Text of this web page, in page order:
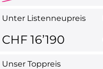
Unter Listenneupreis
CHF 16’190
Unser Toppreis